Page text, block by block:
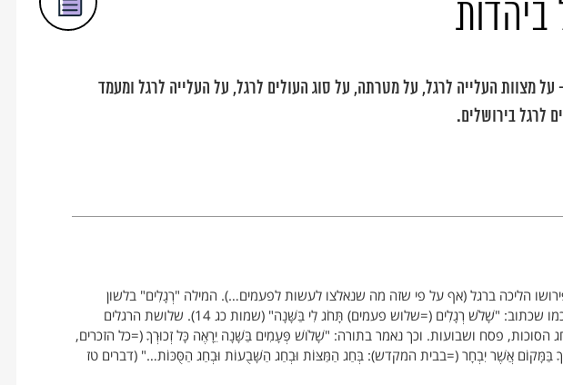
ביהדות
על מצוות העלייה לרגל, על מטרתה, על סוג העולים לרגל, על העלייה לרגל ומעמד
לרגל בירושלים.
הליכה ברגל (אף על פי שזה מה שנאלצו לעשות לפעמים…). המילה "רְגָלִים" בלשון
המקרא פירושה "פְּעָמִים", כמו שכתוב: "שָׁלֹשׁ רְגָלִים (=שלוש פעמים) תָּחֹג לִי בַּשָּׁנָה" (שמות כג 14). שלושת הרגלים
הסוכות, פסח ושבועות. וכך נאמר בתורה: "שָׁלֹושׁ פְּעָמִים בַּשָּׁנָה יֵרָאֶה כָּל זְכוּרְךָ (=כל הזכרים,
בַּמָּקוֹם אֲשֶׁר יִבְחָר (=בבית המקדש): בְּחַג הַמַּצּוֹת וּבְחַג הַשָּׁבֻעוֹת וּבְחַג הַסֻּכּוֹת…" (דברים טז